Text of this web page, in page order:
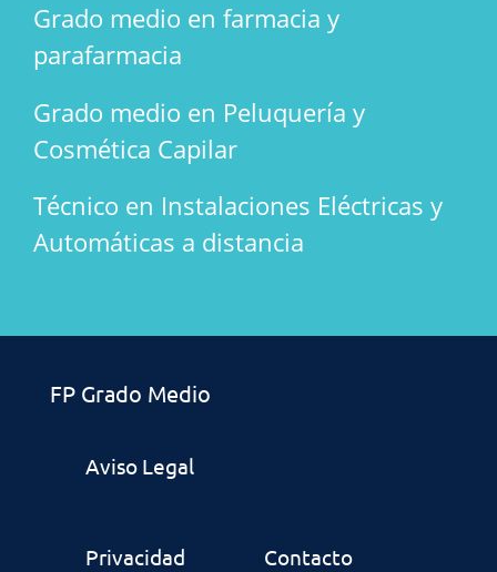
Grado medio en farmacia y
parafarmacia
Grado medio en Peluquería y
Cosmética Capilar
Técnico en Instalaciones Eléctricas y
Automáticas a distancia
FP Grado Medio
Aviso Legal
Privacidad Contacto